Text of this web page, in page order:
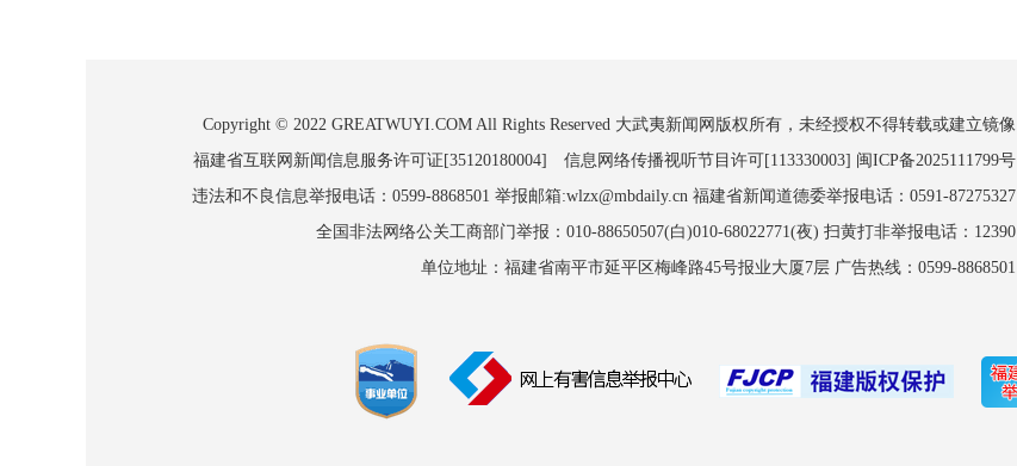
Copyright © 2022 GREATWUYI.COM All Rights Reserved 大武夷新闻网版权所有，未经授权不得转载或建立镜像
福建省互联网新闻信息服务许可证[35120180004] 信息网络传播视听节目许可[113330003] 闽ICP备2025111799号
违法和不良信息举报电话：0599-8868501 举报邮箱:wlzx@mbdaily.cn 福建省新闻道德委举报电话：0591-87275327
全国非法网络公关工商部门举报：010-88650507(白)010-68022771(夜) 扫黄打非举报电话：12390
单位地址：福建省南平市延平区梅峰路45号报业大厦7层 广告热线：0599-8868501